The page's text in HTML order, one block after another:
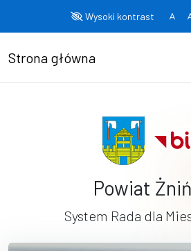
Wysoki kontrast
Strona główna
Powiat
System Rada dla